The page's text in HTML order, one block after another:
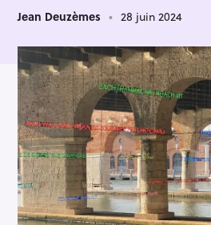
Jean Deuzèmes 28 juin 2024